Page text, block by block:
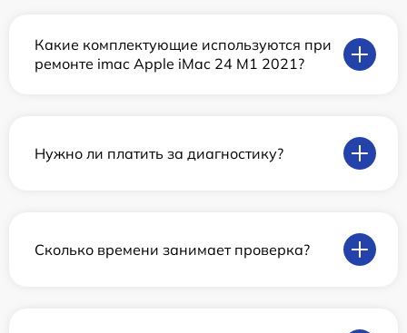
Какие комплектующие используются при
ремонте imac Apple iMac 24 M1 2021?
Нужно ли платить за диагностику?
Сколько времени занимает проверка?